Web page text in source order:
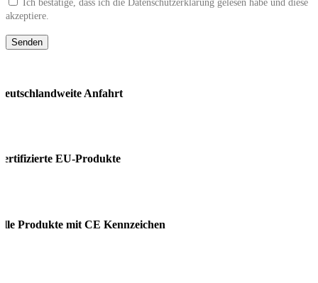
Ich bestätige, dass ich die Datenschutzerklärung gelesen habe und diese
akzeptiere.
Senden
Anfahrt
EU-Produkte
Produkte mit CE Kennzeichen